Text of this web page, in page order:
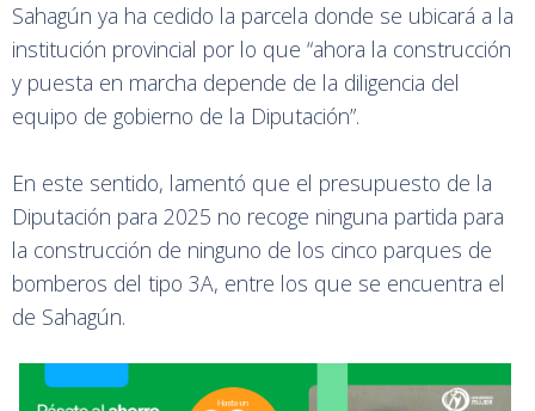
Sahagún ya ha cedido la parcela donde se ubicará a la
institución provincial por lo que “ahora la construcción
y puesta en marcha depende de la diligencia del
equipo de gobierno de la Diputación”.
En este sentido, lamentó que el presupuesto de la
Diputación para 2025 no recoge ninguna partida para
la construcción de ninguno de los cinco parques de
bomberos del tipo 3A, entre los que se encuentra el
de Sahagún.